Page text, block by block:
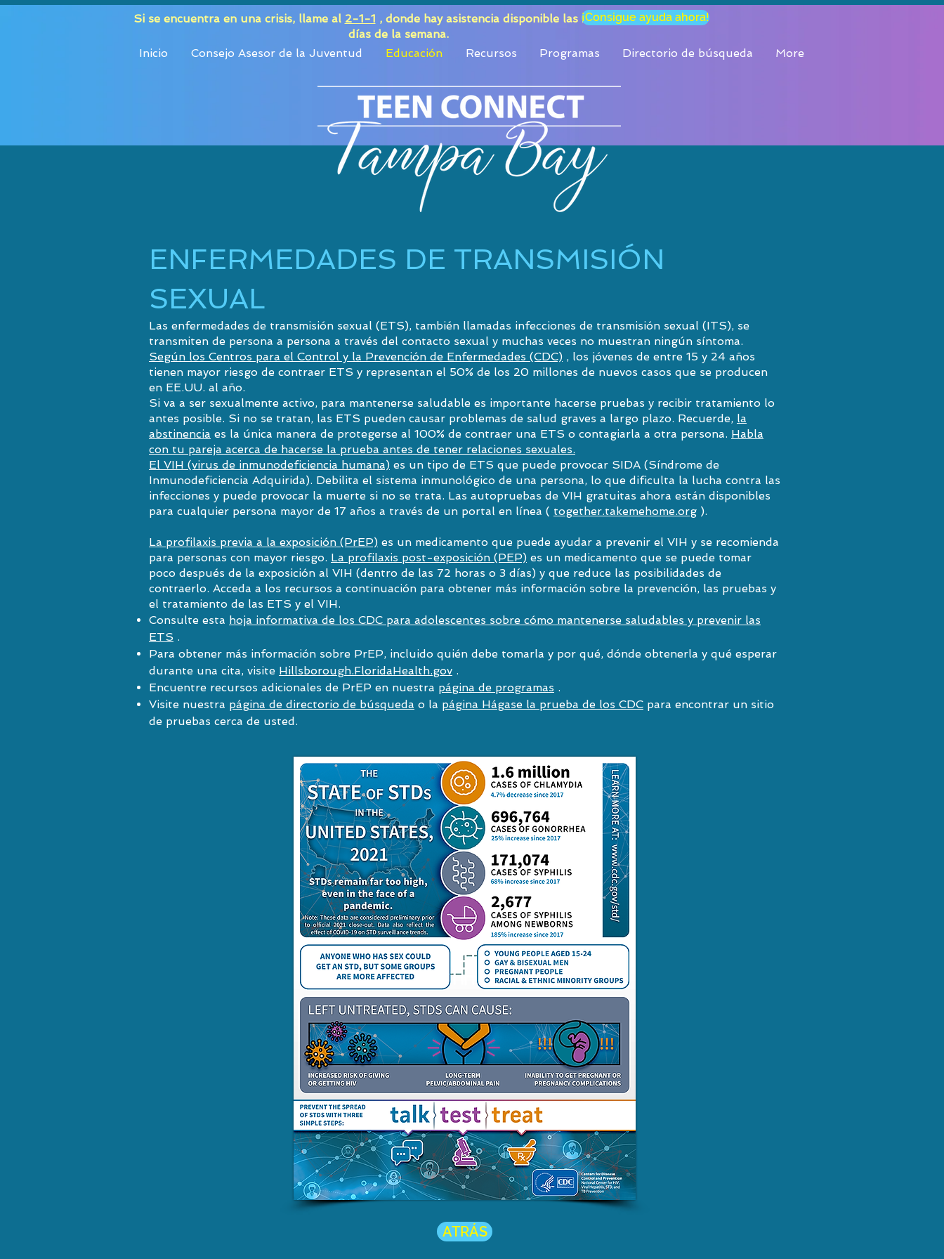
Si se encuentra en una crisis, llame al 2-1-1 , donde hay asistencia disponible las 24 horas, los 7
días de la semana.
¡Consigue ayuda ahora!
Inicio Consejo Asesor de la Juventud Educación Recursos Programas Directorio de búsqueda More
ENFERMEDADES DE TRANSMISIÓN
SEXUAL
Las enfermedades de transmisión sexual (ETS), también llamadas infecciones de transmisión sexual (ITS), se
transmiten de persona a persona a través del contacto sexual y muchas veces no muestran ningún síntoma.
Según los Centros para el Control y la Prevención de Enfermedades (CDC) , los jóvenes de entre 15 y 24 años
tienen mayor riesgo de contraer ETS y representan el 50% de los 20 millones de nuevos casos que se producen
en EE.UU. al año.
Si va a ser sexualmente activo, para mantenerse saludable es importante hacerse pruebas y recibir tratamiento lo
antes posible. Si no se tratan, las ETS pueden causar problemas de salud graves a largo plazo. Recuerde, la
abstinencia es la única manera de protegerse al 100% de contraer una ETS o contagiarla a otra persona. Habla
con tu pareja acerca de hacerse la prueba antes de tener relaciones sexuales.
El VIH (virus de inmunodeficiencia humana) es un tipo de ETS que puede provocar SIDA (Síndrome de
Inmunodeficiencia Adquirida). Debilita el sistema inmunológico de una persona, lo que dificulta la lucha contra las
infecciones y puede provocar la muerte si no se trata. Las autopruebas de VIH gratuitas ahora están disponibles
para cualquier persona mayor de 17 años a través de un portal en línea ( together.takemehome.org ).
La profilaxis previa a la exposición (PrEP) es un medicamento que puede ayudar a prevenir el VIH y se recomienda
para personas con mayor riesgo. La profilaxis post-exposición (PEP) es un medicamento que se puede tomar
poco después de la exposición al VIH (dentro de las 72 horas o 3 días) y que reduce las posibilidades de
contraerlo. Acceda a los recursos a continuación para obtener más información sobre la prevención, las pruebas y
el tratamiento de las ETS y el VIH.
Consulte esta hoja informativa de los CDC para adolescentes sobre cómo mantenerse saludables y prevenir las
ETS .
Para obtener más información sobre PrEP, incluido quién debe tomarla y por qué, dónde obtenerla y qué esperar
durante una cita, visite Hillsborough.FloridaHealth.gov .
Encuentre recursos adicionales de PrEP en nuestra página de programas .
Visite nuestra página de directorio de búsqueda o la página Hágase la prueba de los CDC para encontrar un sitio
de pruebas cerca de usted.
ATRÁS